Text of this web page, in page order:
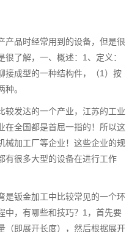
产品时经常用到的设备，但是很
了解，一、概述：1、定义：
接成型的一种结构件，（1）按
。
较发达的一个产业，江苏的工业
在全国都是首屈一指的！所以这
械加工厂等企业！这些企业的规
有很多大型的设备在进行工作
是钣金加工中比较常见的一个环
中，有哪些和技巧？1，首先要
（即展开长度），然后根据展开